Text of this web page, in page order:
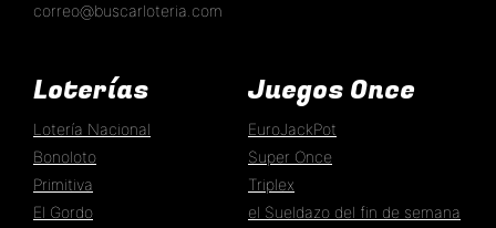
correo@buscarloteria.com
Loterías
Lotería Nacional
Bonoloto
Primitiva
El Gordo
Juegos Once
EuroJackPot
Super Once
Triplex
el Sueldazo del fin de semana